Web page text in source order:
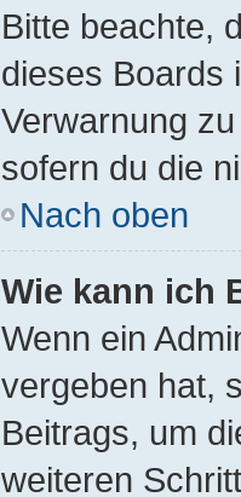
Bitte beachte,
dieses Boards
Verwarnung
sofern du die
Nach oben
Wie kann ich
Wenn ein
vergeben hat,
Beitrags, um
weiteren